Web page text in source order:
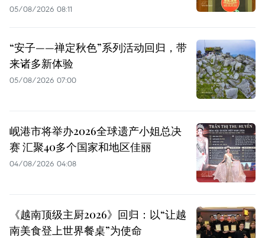
05/08/2026 08:11
“安子——禅定秋色”系列活动回归，带
来诸多新体验
05/08/2026 07:00
岘港市将举办2026全球遗产小姐总决
赛 汇聚40多个国家和地区佳丽
04/08/2026 04:08
《越南顶级主厨2026》回归：以“让越
南美食登上世界餐桌”为使命